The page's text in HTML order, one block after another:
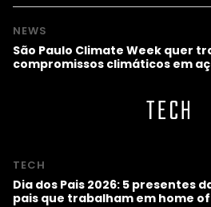
NEWS
São Paulo Climate Week quer
compromissos climáticos em
TECH
TECH
Dia dos Pais 2026: 5 presentes
pais que trabalham em home